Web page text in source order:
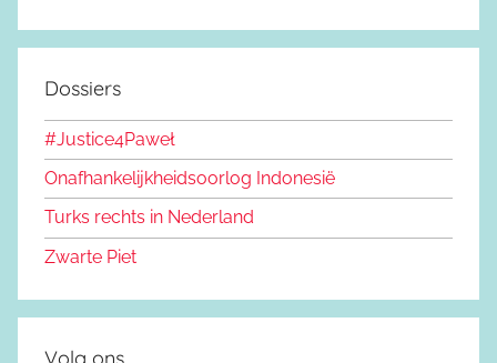
Dossiers
#Justice4Paweł
Onafhankelijkheidsoorlog Indonesië
Turks rechts in Nederland
Zwarte Piet
Volg ons